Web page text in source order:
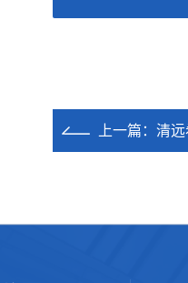
上一篇： 清